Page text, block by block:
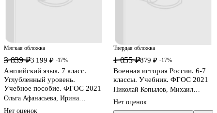
Мягкая обложка
3 839 ₽3 199 ₽ -17%
Английский язык. 7 класс.
Углубленный уровень.
Учебное пособие. ФГОС 2021
Ольга Афанасьева, Ирина
Нет оценок
Твердая обложка
1 055 ₽879 ₽ -17%
Военная история России. 6-7
классы. Учебник. ФГОС 2021
Николай Копылов, Михаил
Нет оценок